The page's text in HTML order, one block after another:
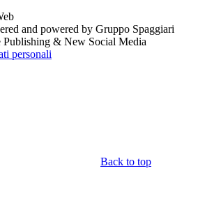
and powered by Gruppo Spaggiari
& New Social Media
personali
Back to top